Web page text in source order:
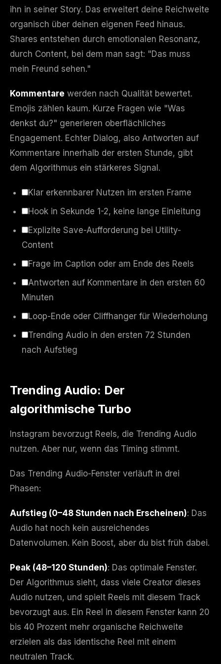
ihn in seiner Story. Das erweitert deine Reichweite
organisch über deinen eigenen Feed hinaus.
Shares entstehen durch emotionalen Resonanz,
durch Content, bei dem man sagt: "Das muss
mein Freund sehen."
Kommentare werden nach Qualität bewertet.
Emojis zählen kaum. Kurze Fragen wie "Was
denkst du?" generieren oberflächliches
Engagement. Echter Dialog, also Antworten auf
Kommentare innerhalb der ersten Stunde, gibt
dem Algorithmus ein stärkeres Signal.
Klar erkennbarer Nutzen im ersten Frame
Hook in Sekunde 1-2, keine lange Einleitung
Explizite Save-Aufforderung bei Utility-
Content
Frage im Caption oder am Ende des Reels
Antworten auf Kommentare in den ersten 60
Minuten
Loop-Ende oder Cliffhanger für Wiederholung
Trending Audio in den ersten 72 Stunden
nach Aufstieg
Trending Audio: Der
algorithmische Turbo
Instagram bevorzugt Reels, die Trending Audio
nutzen. Aber nur, wenn das Timing stimmt.
Das Trending Audio-Fenster verläuft in drei
Phasen:
Aufstieg (0–48 Stunden nach Erscheinen): Das
Audio hat noch kein ausreichendes
Datenvolumen. Kein Boost, aber du bist früh dabei.
Peak (48–120 Stunden): Das optimale Fenster.
Der Algorithmus sieht, dass viele Creator dieses
Audio nutzen, und spielt Reels mit diesem Track
bevorzugt aus. Ein Reel in diesem Fenster kann 20
bis 40 Prozent mehr organische Reichweite
erzielen als das identische Reel mit einem
neutralen Track.